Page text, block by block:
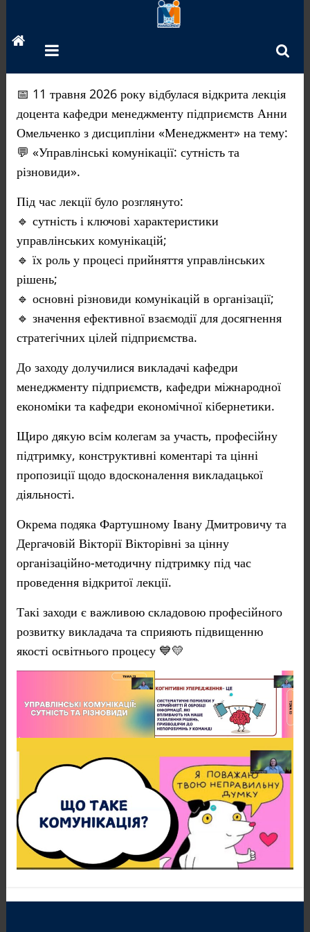
вмісту
📅 11 травня 2026 року відбулася відкрита лекція
доцента кафедри менеджменту підприємств Анни
Омельченко з дисципліни «Менеджмент» на тему:
💬 «Управлінські комунікації: сутність та
різновиди».
Під час лекції було розглянуто:
🔹 сутність і ключові характеристики
управлінських комунікацій;
🔹 їх роль у процесі прийняття управлінських
рішень;
🔹 основні різновиди комунікацій в організації;
🔹 значення ефективної взаємодії для досягнення
стратегічних цілей підприємства.
До заходу долучилися викладачі кафедри
менеджменту підприємств, кафедри міжнародної
економіки та кафедри економічної кібернетики.
Щиро дякую всім колегам за участь, професійну
підтримку, конструктивні коментарі та цінні
пропозиції щодо вдосконалення викладацької
діяльності.
Окрема подяка Фартушному Івану Дмитровичу та
Дергачовій Вікторії Вікторівні за цінну
організаційно-методичну підтримку під час
проведення відкритої лекції.
Такі заходи є важливою складовою професійного
розвитку викладача та сприяють підвищенню
якості освітнього процесу 💙💛